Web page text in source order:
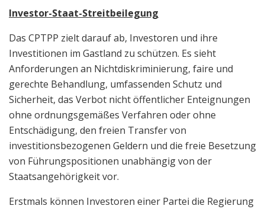
Investor-Staat-Streitbeilegung
Das CPTPP zielt darauf ab, Investoren und ihre
Investitionen im Gastland zu schützen. Es sieht
Anforderungen an Nichtdiskriminierung, faire und
gerechte Behandlung, umfassenden Schutz und
Sicherheit, das Verbot nicht öffentlicher Enteignungen
ohne ordnungsgemäßes Verfahren oder ohne
Entschädigung, den freien Transfer von
investitionsbezogenen Geldern und die freie Besetzung
von Führungspositionen unabhängig von der
Staatsangehörigkeit vor.
Erstmals können Investoren einer Partei die Regierung